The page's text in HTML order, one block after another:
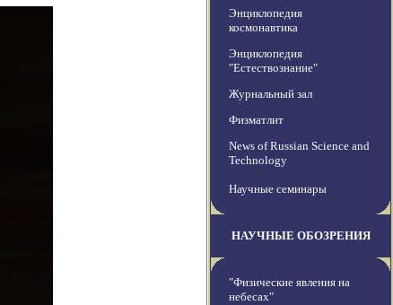
Энциклопедия
космонавтика
Энциклопедия
"Естествознание"
Журнальный зал
Физматлит
News of Russian Science and
Technology
Научные семинары
НАУЧНЫЕ ОБОЗРЕНИЯ
"Физические явления на
небесах"